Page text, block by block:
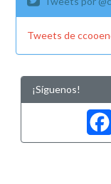
Tweets de
¡Síguenos!